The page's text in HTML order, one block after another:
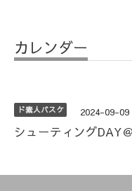
カレンダー
ド素人バスケ 2024-09-09
シューティングDAY